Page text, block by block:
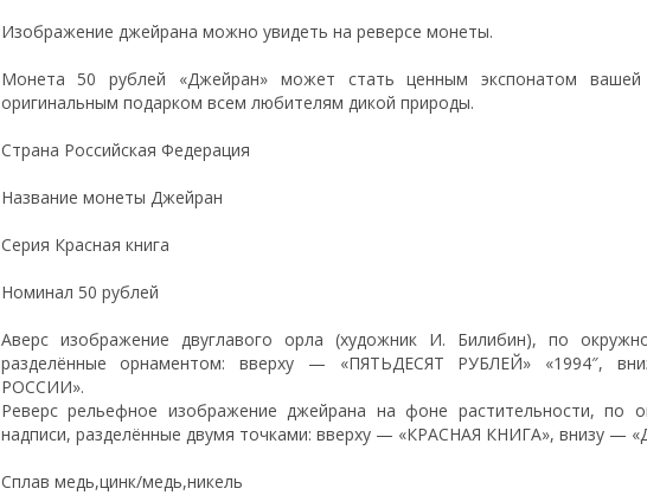
Изображение джейрана можно увидеть на реверсе монеты.
Монета 50 рублей «Джейран» может стать ценным экспонатом вашей
оригинальным подарком всем любителям дикой природы.
Страна Российская Федерация
Название монеты Джейран
Серия Красная книга
Номинал 50 рублей
Аверс изображение двуглавого орла (художник И. Билибин), по
разделённые орнаментом: вверху — «ПЯТЬДЕСЯТ РУБЛЕЙ» «1994″,
РОССИИ».
Реверс рельефное изображение джейрана на фоне растительности, по
надписи, разделённые двумя точками: вверху — «КРАСНАЯ КНИГА», внизу —
Сплав медь,цинк/медь,никель